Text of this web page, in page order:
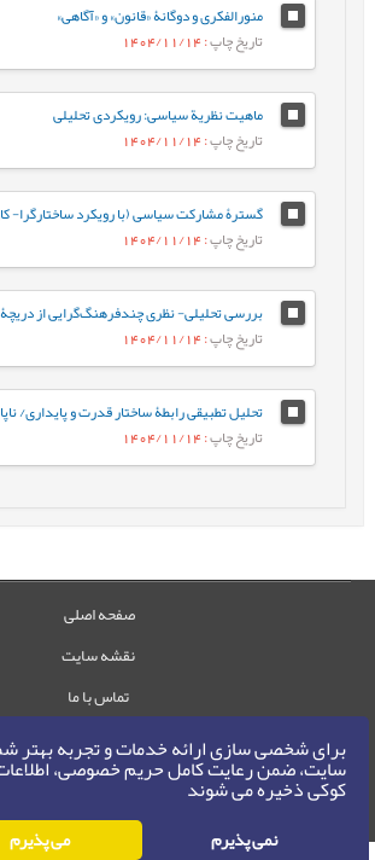
برای شخصی سازی ارائه خدمات و تجربه بهتر
سایت، ضمن رعایت کامل حریم خصوصی،
کوکی ذخیره می شوند
نمی پذیرم می پذیرم
منورالفکری و دوگانۀ «قانون» و «آگاهی»
تاریخ چاپ: 1404/11/14
ماهیت نظریة سیاسی: رویکردی تحلیلی
تاریخ چاپ: 1404/11/14
گسترۀ مشارکت سیاسی (با رویکرد ساختارگرا-
تاریخ چاپ: 1404/11/14
بررسی تحلیلی- نظری چندفرهنگ‌گرایی از
تاریخ چاپ: 1404/11/14
تاریخ چاپ: 1404/11/14
صفحه اصلی
نقشه سایت
تماس با ما
حقوق این وب‌سایت متعلق به
رایمگ
حق نشر 1405-1396